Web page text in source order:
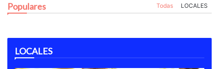
Populares Todas LOCALES
LOCALES